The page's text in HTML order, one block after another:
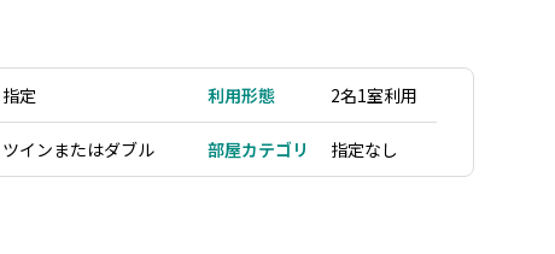
指定 利用形態 2名1室利用
ツインまたはダブル 部屋カテゴリ 指定なし